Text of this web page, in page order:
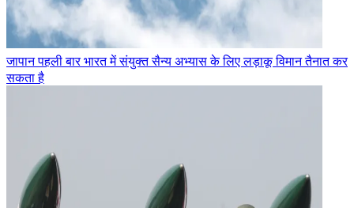
जापान पहली बार भारत में संयुक्त सैन्य अभ्यास के लिए लड़ाकू विमान तैनात कर
सकता है